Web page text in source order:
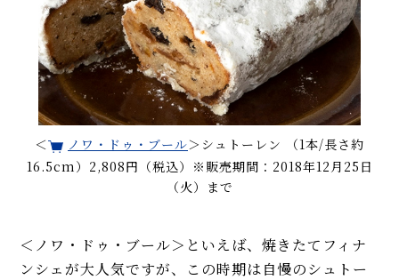
＜ ノワ・ドゥ・ブール＞シュトーレン （1本/長さ約
16.5cm）2,808円（税込）※販売期間：2018年12月25日
（火）まで
＜ノワ・ドゥ・ブール＞といえば、焼きたてフィナ
ンシェが大人気ですが、この時期は自慢のシュトー